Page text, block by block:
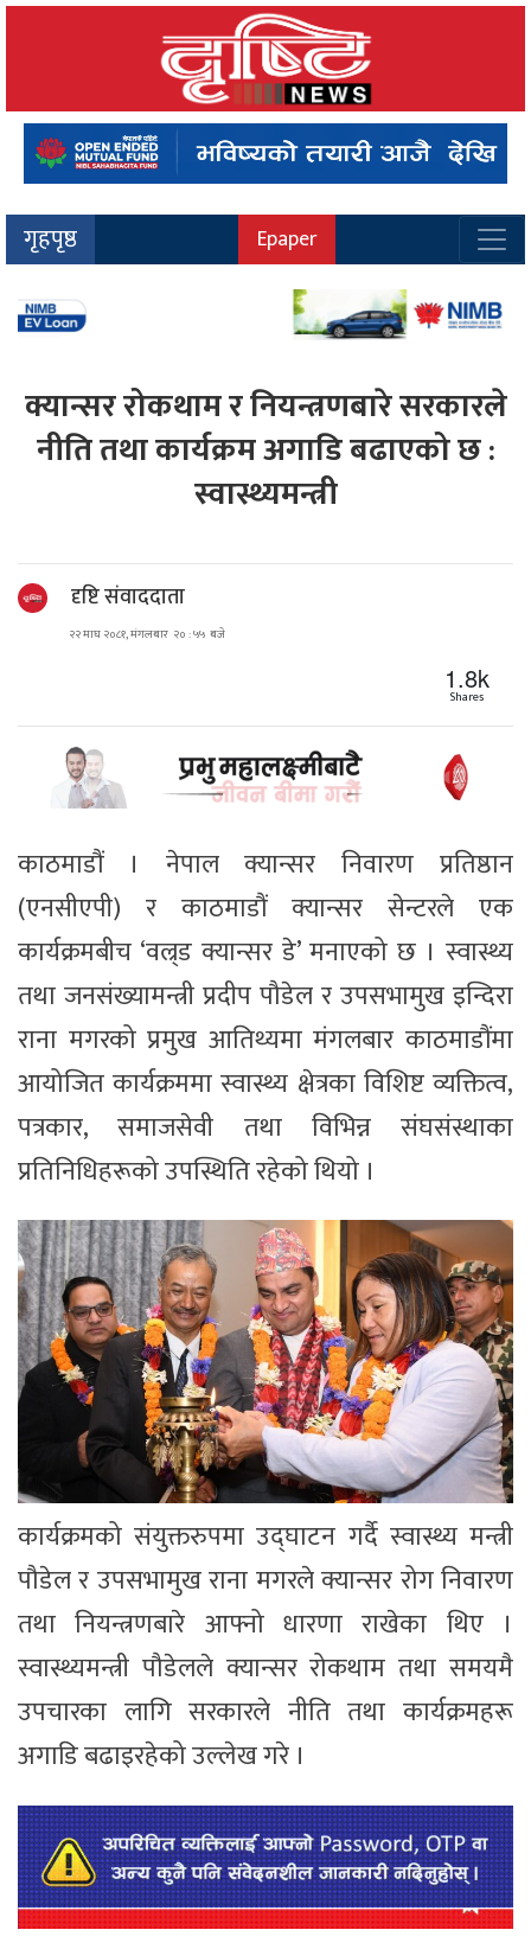
गृहपृष्ठ Epaper
क्यान्सर रोकथाम र नियन्त्रणबारे सरकारले
नीति तथा कार्यक्रम अगाडि बढाएको छ :
स्वास्थ्यमन्त्री
दृष्टि संवाददाता
२२ माघ २०८१, मंगलबार २० : ५५ बजे
1.8k
Shares
काठमाडौं । नेपाल क्यान्सर निवारण प्रतिष्ठान
(एनसीएपी) र काठमाडौं क्यान्सर सेन्टरले एक
कार्यक्रमबीच ‘वल्र्ड क्यान्सर डे’ मनाएको छ । स्वास्थ्य
तथा जनसंख्यामन्त्री प्रदीप पौडेल र उपसभामुख इन्दिरा
राना मगरको प्रमुख आतिथ्यमा मंगलबार काठमाडौंमा
आयोजित कार्यक्रममा स्वास्थ्य क्षेत्रका विशिष्ट व्यक्तित्व,
पत्रकार, समाजसेवी तथा विभिन्न संघसंस्थाका
प्रतिनिधिहरूको उपस्थिति रहेको थियो ।
कार्यक्रमको संयुक्तरुपमा उद्घाटन गर्दै स्वास्थ्य मन्त्री
पौडेल र उपसभामुख राना मगरले क्यान्सर रोग निवारण
तथा नियन्त्रणबारे आफ्नो धारणा राखेका थिए ।
स्वास्थ्यमन्त्री पौडेलले क्यान्सर रोकथाम तथा समयमै
उपचारका लागि सरकारले नीति तथा कार्यक्रमहरू
अगाडि बढाइरहेको उल्लेख गरे ।